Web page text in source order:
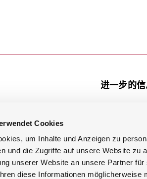
Cookies
um Inhalte und Anzeigen zu
und die Zugriffe auf unsere Website zu
unserer Website an unsere Partner
diese Informationen möglicherweise
进一步的
Youtube
LinkedIn
Google